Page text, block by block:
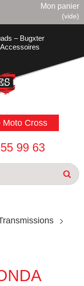
Mon panier
(vide)
– Bugxter
Moto Cross
99 63